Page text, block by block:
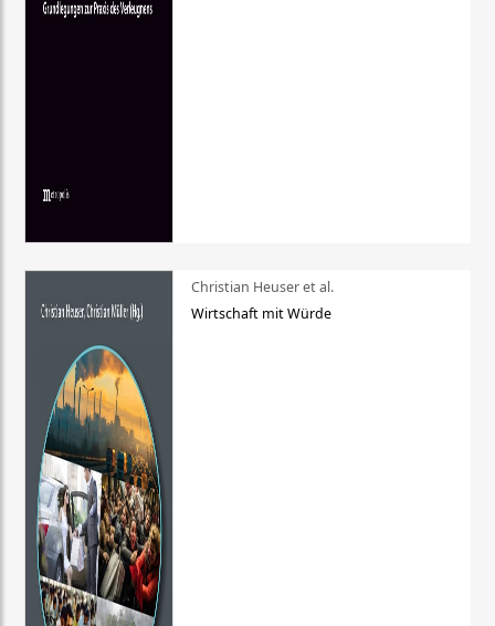
Christian Heuser et al.
Wirtschaft mit Würde